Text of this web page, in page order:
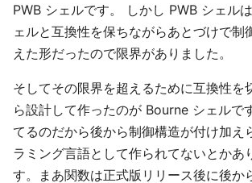
PWB シェルです。 しかし PWB シェル
ェルと互換性を保ちながらあとづけで制
えた形だったので限界がありました。
そしてその限界を超えるために互換性を
ら設計して作ったのが Bourne シェルで
てるのだから後から制御構造が付け加え
ラミング言語として作られてないとかあ
す。まあ関数は正式版リリース後に後か